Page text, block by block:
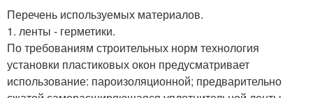
Перечень используемых материалов.
1. ленты - герметики.
По требованиям строительных норм технология
установки пластиковых окон предусматривает
использование: пароизоляционной; предварительно